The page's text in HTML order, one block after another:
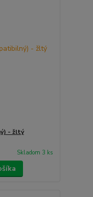
- žltý
Skladom 3 ks